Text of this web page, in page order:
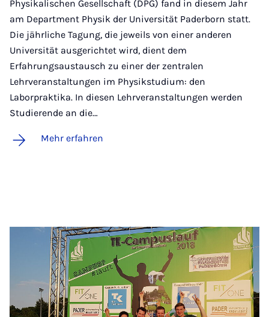
Physikalischen Gesellschaft (DPG) fand in diesem Jahr
am Department Physik der Universität Paderborn statt.
Die jährliche Tagung, die jeweils von einer anderen
Universität ausgerichtet wird, dient dem
Erfahrungsaustausch zu einer der zentralen
Lehrveranstaltungen im Physikstudium: den
Laborpraktika. In diesen Lehrveranstaltungen werden
Studierende an die…
Mehr erfahren